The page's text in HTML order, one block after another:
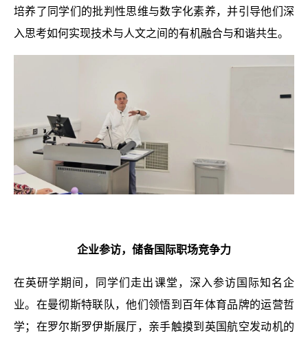
培养了同学们的批判性思维与数字化素养，并引导他们深
入思考如何实现技术与人文之间的有机融合与和谐共生。
企业参访，储备国际职场竞争力
在英研学期间，同学们走出课堂，深入参访国际知名企
业。在曼彻斯特联队，他们领悟到百年体育品牌的运营哲
学；在罗尔斯罗伊斯展厅，亲手触摸到英国航空发动机的